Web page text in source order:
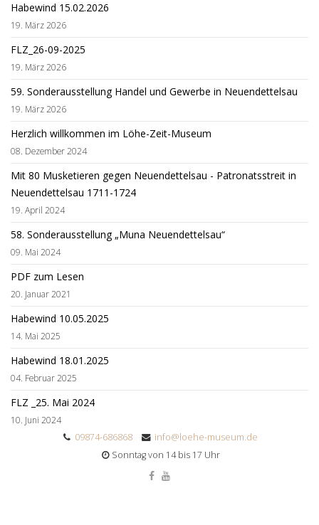
Habewind 15.02.2026
19. März 2026
FLZ_26-09-2025
19. März 2026
59. Sonderausstellung Handel und Gewerbe in Neuendettelsau
19. März 2026
Herzlich willkommen im Löhe-Zeit-Museum
08. Dezember 2024
Mit 80 Musketieren gegen Neuendettelsau - Patronatsstreit in
Neuendettelsau 1711-1724
19. April 2024
58. Sonderausstellung „Muna Neuendettelsau“
09. Mai 2024
PDF zum Lesen
20. Januar 2021
Habewind 10.05.2025
14. Mai 2025
Habewind 18.01.2025
04. Februar 2025
FLZ _25. Mai 2024
10. Juni 2024
09874-686868
info@loehe-museum.de
Sonntag von 14 bis 17 Uhr